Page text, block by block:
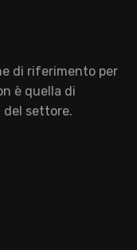
di riferimento per
è quella di
del settore.